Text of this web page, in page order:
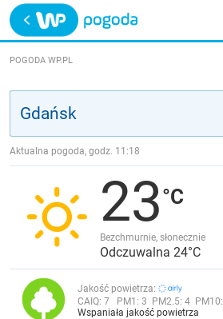
Trwa ładowanie
POLSKA
JAKOŚĆ POWIETRZA
POGODA WP.PL
Aktualna pogoda, godz. 11:18
23
Bezchmurnie, słonecznie
Odczuwalna 24°C
Jakość powietrza:
CAIQ: 7 PM1: 3 PM2.5: 4 PM10:
Wspaniała jakość powietrza